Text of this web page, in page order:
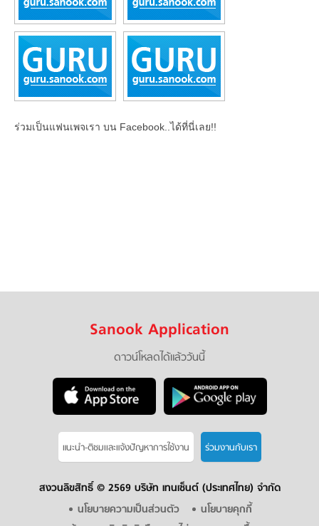
ร่วมเป็นแฟนเพจเรา บน Facebook..ได้ที่นี่เลย!!
Sanook Application
ดาวน์โหลดได้แล้ววันนี้
แนะนำ-ติชมเเละแจ้งปัญหาการใช้งาน ร่วมงานกับเรา
สงวนลิขสิทธิ์ © 2569 บริษัท เทนเซ็นต์ (ประเทศไทย) จำกัด
นโยบายความเป็นส่วนตัว
นโยบายคุกกี้